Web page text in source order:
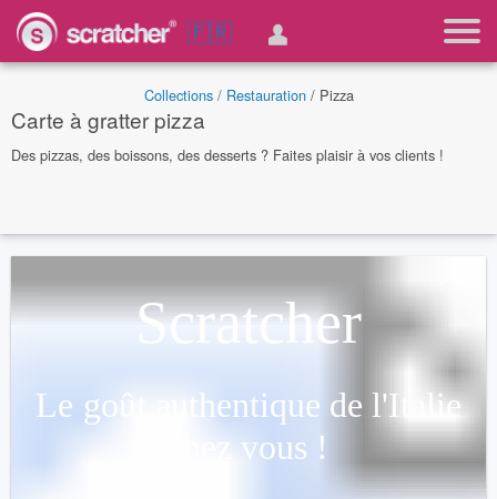
🇫🇷
Collections / Restauration/ Pizza
Carte à gratter pizza
Des pizzas, des boissons, des desserts ? Faites plaisir à vos clients !
Le goût authentique de l'Italie
chez vous !
Scratcher